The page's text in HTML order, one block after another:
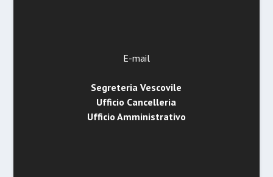
E-mail
Segreteria Vescovile
Ufficio Cancelleria
Ufficio Amministrativo